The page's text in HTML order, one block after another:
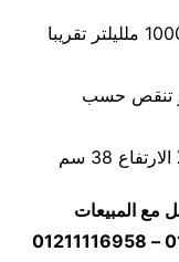
معدل التعبئة تعبئة من 25 ملليلتر حتي 1000 ملليلتر تقريبا
تزيد او تنقص حسب
مع المبيعات